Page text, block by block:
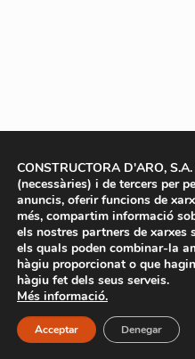
CONSTRUCTORA D'ARO,
(necessàries) i de tercers per
anuncis, oferir funcions de
més, compartim informació
els nostres partners de
els quals poden combinar-la
hàgiu proporcionat o que
hàgiu fet dels seus serveis.
Més informació.
Acceptar Denegar